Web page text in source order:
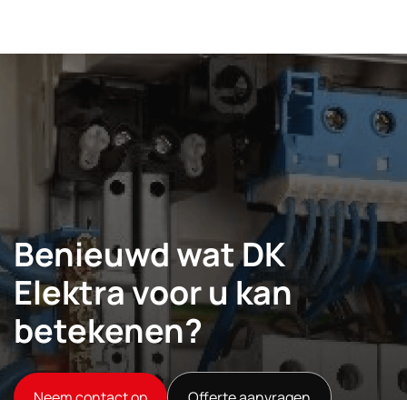
Benieuwd wat DK
Elektra voor u kan
betekenen?